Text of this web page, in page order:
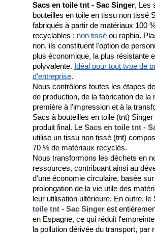
Sacs en toile tnt - Sac Singer, Les
bouteilles en toile en tissu non tissé
fabriqués à partir de matériaux 100
recyclables : non tissé ou raphia.
non, ils constituent l'option de
plus économique, la plus résistante
polyvalente. Idéal pour tout type de
d'entreprise.
Nous contrôlons toutes les étapes
de production, de la fabrication de la
première à l'impression et à la
Sacs à bouteilles en toile (tnt) Singer
produit final. Le Sacs en toile tnt -
utilise un tissu non tissé (tnt)
70 % de matériaux recyclés.
Nous transformons les déchets en
ressources, contribuant ainsi au
d'une économie circulaire, basée
prolongation de la vie utile des
leur utilisation ultérieure. En outre, le
toile tnt - Sac Singer est
en Espagne, ce qui réduit
la pollution dérivée du transport, par